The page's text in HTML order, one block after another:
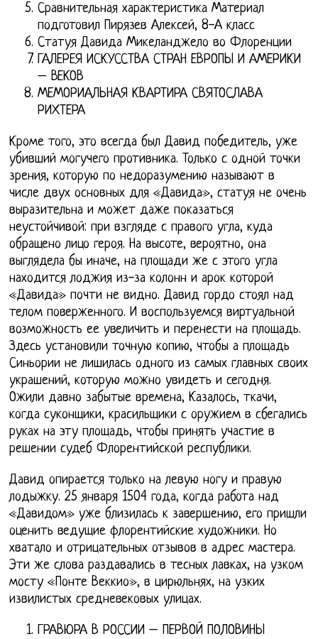
Сравнительная характеристика Материал
подготовил Пирязев Алексей, 8-А класс
Статуя Давида Микеланджело во Флоренции
ГАЛЕРЕЯ ИСКУССТВА СТРАН ЕВРОПЫ И АМЕРИКИ
– ВЕКОВ
МЕМОРИАЛЬНАЯ КВАРТИРА СВЯТОСЛАВА
РИХТЕРА
Кроме того, это всегда был Давид победитель, уже
убивший могучего противника. Только с одной точки
зрения, которую по недоразумению называют в
числе двух основных для «Давида», статуя не очень
выразительна и может даже показаться
неустойчивой: при взгляде с правого угла, куда
обращено лицо героя. На высоте, вероятно, она
выглядела бы иначе, на площади же с этого угла
находится лоджия из-за колонн и арок которой
«Давида» почти не видно. Давид гордо стоял над
телом поверженного. И воспользуемся виртуальной
возможность ее увеличить и перенести на площадь.
Здесь установили точную копию, чтобы а площадь
Синьории не лишилась одного из самых главных своих
украшений, которую можно увидеть и сегодня.
Ожили давно забытые времена, Казалось, ткачи,
когда суконщики, красильщики с оружием в сбегались
руках на эту площадь, чтобы принять участие в
решении судеб Флорентийской республики.
Давид опирается только на левую ногу и правую
лодыжку. 25 января 1504 года, когда работа над
«Давидом» уже близилась к завершению, его пришли
оценить ведущие флорентийские художники. Но
хватало и отрицательных отзывов в адрес мастера.
Эти же слова раздавались в тесных лавках, на узком
мосту «Понте Веккио», в цирюльнях, на узких
извилистых средневековых улицах.
ГРАВЮРА В РОССИИ – ПЕРВОЙ ПОЛОВИНЫ